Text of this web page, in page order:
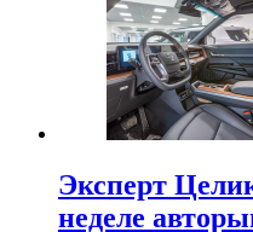
Эксперт
неделе